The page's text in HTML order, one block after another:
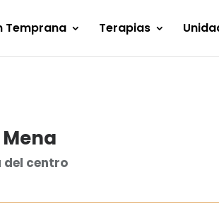
Temprana Terapias
centro